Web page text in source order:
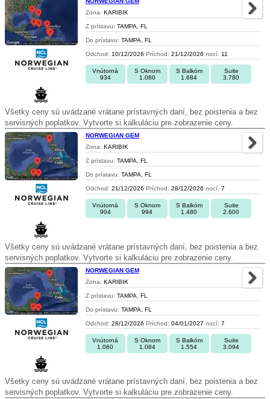
Zona: KARIBIK
Z prístavu: TAMPA, FL
Do prístavu: TAMPA, FL
Odchod: 10/12/2026 Príchod: 21/12/2026 nocí: 11
Vnútorná
934
S Oknom
1.080
S Balkóm
1.684
Suite
3.780
Všetky ceny sú uvádzané vrátane prístavných daní, bez poistenia a bez
servisných poplatkov. Vytvorte si kalkuláciu pre zobrazenie ceny.
NORWEGIAN GEM
Zona: KARIBIK
Z prístavu: TAMPA, FL
Do prístavu: TAMPA, FL
Odchod: 21/12/2026 Príchod: 28/12/2026 nocí: 7
Vnútorná
904
S Oknom
994
S Balkóm
1.480
Suite
2.600
Všetky ceny sú uvádzané vrátane prístavných daní, bez poistenia a bez
servisných poplatkov. Vytvorte si kalkuláciu pre zobrazenie ceny.
NORWEGIAN GEM
Zona: KARIBIK
Z prístavu: TAMPA, FL
Do prístavu: TAMPA, FL
Odchod: 28/12/2026 Príchod: 04/01/2027 nocí: 7
Vnútorná
1.060
S Oknom
1.084
S Balkóm
1.554
Suite
3.094
Všetky ceny sú uvádzané vrátane prístavných daní, bez poistenia a bez
servisných poplatkov. Vytvorte si kalkuláciu pre zobrazenie ceny.